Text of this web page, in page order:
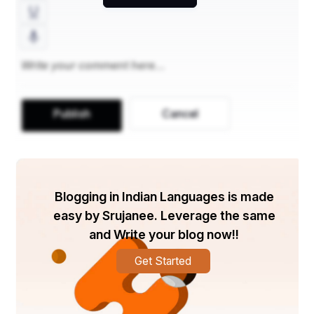
2. अपराधी का इतिहास:
तो जमानत मिलने की संभावना कम हो सकती है।
3. संपत्ति की वापसी: अगर चोरी की गई संपत्ति वापस कर दी गई है
सकती है।
संबंधित न्यायालय में जमानत आवेदन दाखिल करना होता है।
2. सुनवाई: न्यायालय जमानत आवेदन की सुनवाई करता है और
दोनों पक्षों की दलीलें सुनता है।
न्यायालय सभी तथ्यों और परिस्थितियों को ध्यान में
रखते हुए जमानत का निर्णय करता है।\
Publish Cancel
Blogging in Indian Languages is made
easy by Srujanee. Leverage the same
and Write your blog now!!
Get Started